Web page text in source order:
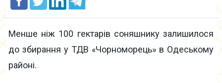
Менше ніж 100 гектарів соняшнику залишилося
до збирання у ТДВ «Чорноморець» в Одеському
районі.